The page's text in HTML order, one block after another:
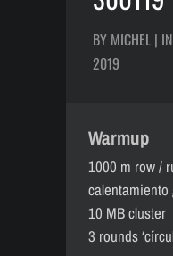
BY MICHEL | IN
2019
Warmup
1000 m row /
10 MB cluster
3 rounds